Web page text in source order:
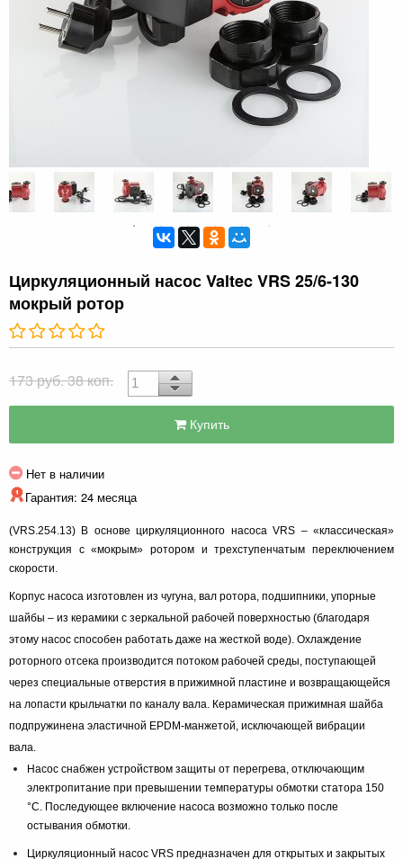
Циркуляционный насос Valtec VRS 25/6-130
мокрый ротор
173 руб. 38 коп.
Купить
Нет в наличии
Гарантия: 24 месяца
(VRS.254.13) В основе циркуляционного насоса VRS – «классическая»
конструкция с «мокрым» ротором и трехступенчатым переключением
скорости.
Корпус насоса изготовлен из чугуна, вал ротора, подшипники, упорные
шайбы – из керамики с зеркальной рабочей поверхностью (благодаря
этому насос способен работать даже на жесткой воде). Охлаждение
роторного отсека производится потоком рабочей среды, поступающей
через специальные отверстия в прижимной пластине и возвращающейся
на лопасти крыльчатки по каналу вала. Керамическая прижимная шайба
подпружинена эластичной EPDM-манжетой, исключающей вибрации
вала.
Насос снабжен устройством защиты от перегрева, отключающим
электропитание при превышении температуры обмотки статора 150
°С. Последующее включение насоса возможно только после
остывания обмотки.
Циркуляционный насос VRS предназначен для открытых и закрытых